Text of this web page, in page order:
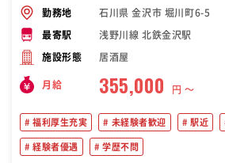
勤務地 石川県 金沢市 堀川町6-5
最寄駅 浅野川線 北鉄金沢駅
施設形態 居酒屋
月給 355,000 円 〜
福利厚生充実 未経験者歓迎 駅近
経験者優遇 学歴不問